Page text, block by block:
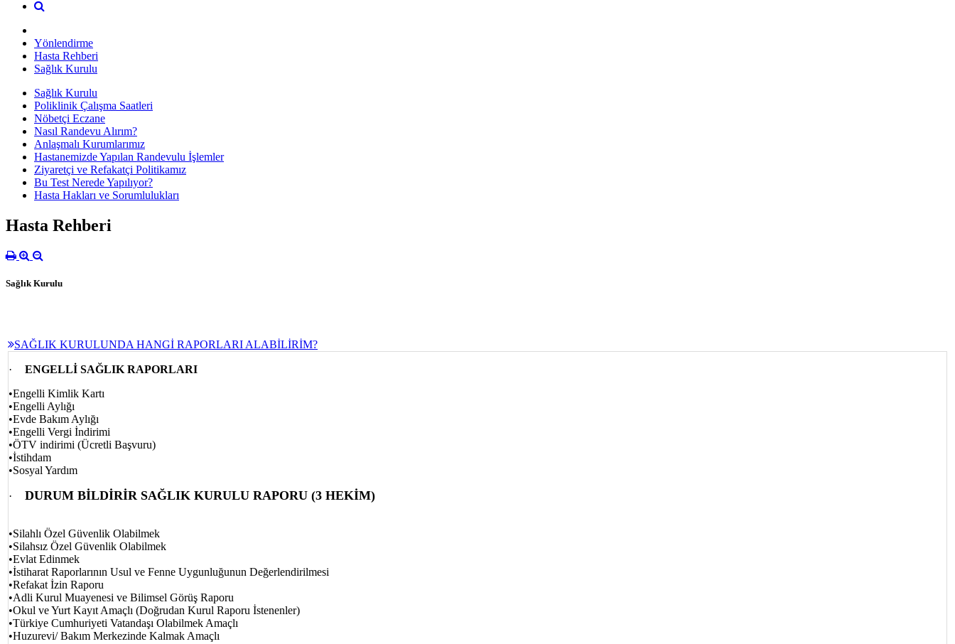
Yönlendirme
Hasta Rehberi
Sağlık Kurulu
Sağlık Kurulu
Poliklinik Çalışma Saatleri
Nöbetçi Eczane
Nasıl Randevu Alırım?
Anlaşmalı Kurumlarımız
Hastanemizde Yapılan Randevulu İşlemler
Ziyaretçi ve Refakatçi Politikamız
Bu Test Nerede Yapılıyor?
Hasta Hakları ve Sorumlulukları
Hasta Rehberi
Sağlık Kurulu
SAĞLIK KURULUNDA HANGİ RAPORLARI ALABİLİRİM?
·
ENGELLİ SAĞLIK RAPORLARI
•Engelli Kimlik Kartı
•Engelli Aylığı
•Evde Bakım Aylığı
•Engelli Vergi İndirimi
•ÖTV indirimi (Ücretli Başvuru)
•İstihdam
•Sosyal Yardım
· DURUM BİLDİRİR SAĞLIK KURULU RAPORU (3 HEKİM)
•Silahlı Özel Güvenlik Olabilmek
•Silahsız Özel Güvenlik Olabilmek
•Evlat Edinmek
•İstiharat Raporlarının Usul ve Fenne Uygunluğunun Değerlendirilmesi
•Refakat İzin Raporu
•Adli Kurul Muayenesi ve Bilimsel Görüş Raporu
•Okul ve Yurt Kayıt Amaçlı (Doğrudan Kurul Raporu İstenenler)
•Türkiye Cumhuriyeti Vatandaşı Olabilmek Amaçlı
•Huzurevi/ Bakım Merkezinde Kalmak Amaçlı